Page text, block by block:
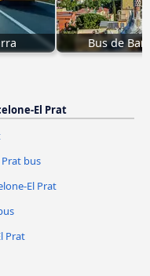
Bus de
El Prat
bus
El Prat
Prat